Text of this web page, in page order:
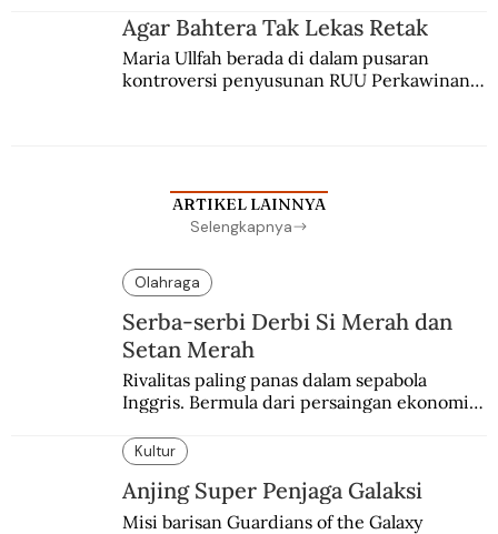
Agar Bahtera Tak Lekas Retak
Maria Ullfah berada di dalam pusaran
kontroversi penyusunan RUU Perkawinan.
ARTIKEL LAINNYA
Selengkapnya
Olahraga
Serba-serbi Derbi Si Merah dan
Setan Merah
Rivalitas paling panas dalam sepabola
Inggris. Bermula dari persaingan ekonomi
Kultur
Anjing Super Penjaga Galaksi
Misi barisan Guardians of the Galaxy